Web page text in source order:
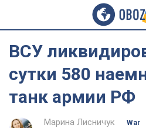
ВСУ
сутки 580
танк армии РФ
Марина Лисничук
War